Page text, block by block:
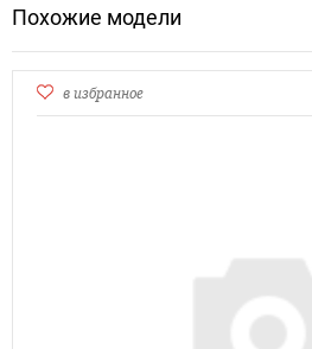
Похожие модели
в избранное